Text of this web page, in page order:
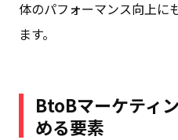
体のパフォーマンス向上に
ます。
BtoBマーケティ
める要素